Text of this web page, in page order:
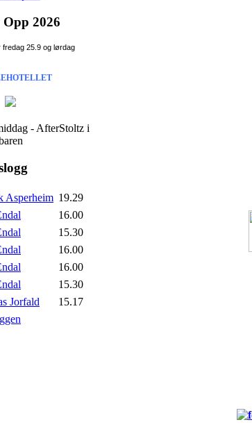
Opp 2026
25.9 og lørdag
- AfterStoltz i
Asperheim 19.29
16.00
15.30
16.00
16.00
15.30
Jorfald
15.17